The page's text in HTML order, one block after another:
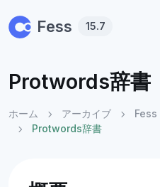
Fess 15.7
Protwords辞書
ホーム アーカイブ
Fess
Protwords辞書